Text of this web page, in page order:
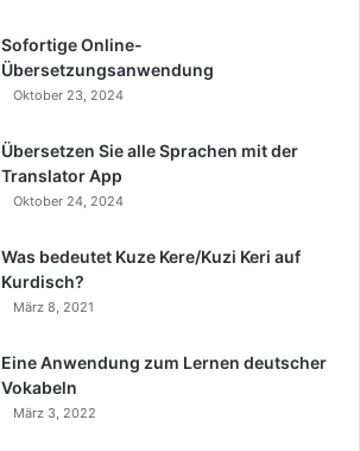
Sofortige Online-
Übersetzungsanwendung
Oktober 23, 2024
Übersetzen Sie alle Sprachen mit der
Translator App
Oktober 24, 2024
Was bedeutet Kuze Kere/Kuzi Keri auf
Kurdisch?
März 8, 2021
Eine Anwendung zum Lernen deutscher
Vokabeln
März 3, 2022